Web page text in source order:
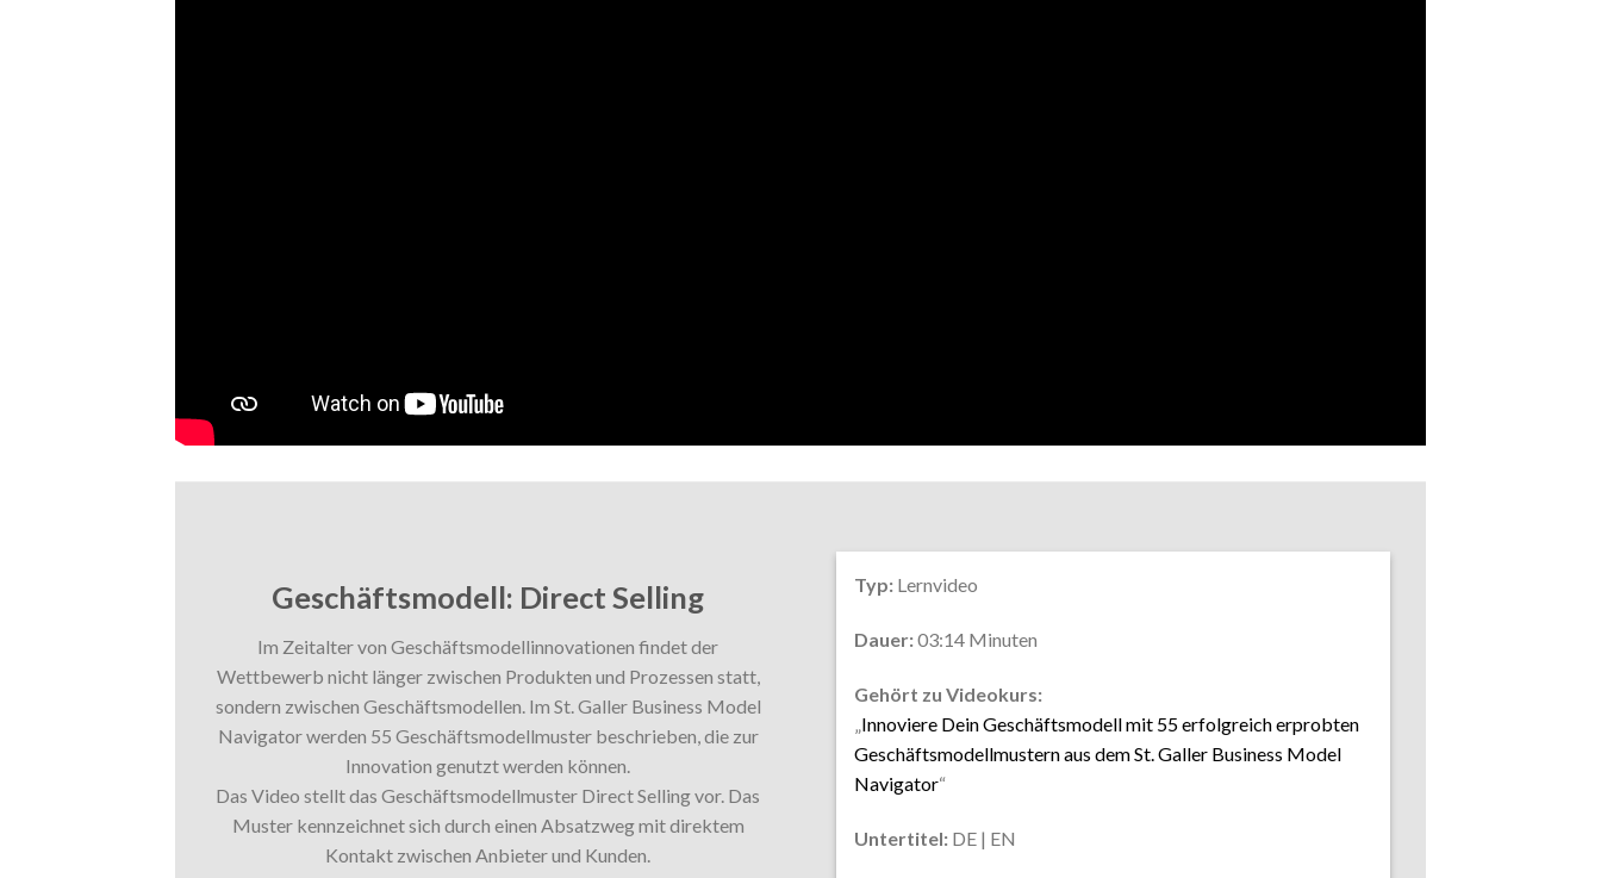
Geschäftsmodell: Direct Selling
Im Zeitalter von Geschäftsmodellinnovationen findet der
Wettbewerb nicht länger zwischen Produkten und Prozessen statt,
sondern zwischen Geschäftsmodellen. Im St. Galler Business Model
Navigator werden 55 Geschäftsmodellmuster beschrieben, die zur
Innovation genutzt werden können.
Das Video stellt das Geschäftsmodellmuster Direct Selling vor. Das
Muster kennzeichnet sich durch einen Absatzweg mit direktem
Kontakt zwischen Anbieter und Kunden.
Typ: Lernvideo
Dauer:03:14 Minuten
Gehört zu Videokurs:
„Innoviere Dein Geschäftsmodell mit 55 erfolgreich erprobten
Geschäftsmodellmustern aus dem St. Galler Business Model
Navigator“
Untertitel: DE | EN